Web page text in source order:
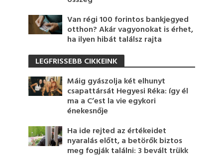
Van régi 100 forintos bankjegyed
otthon? Akár vagyonokat is érhet,
ha ilyen hibát találsz rajta
LEGFRISSEBB CIKKEINK
Máig gyászolja két elhunyt
csapattársát Hegyesi Réka: így él
ma a C’est la vie egykori
énekesnője
Ha ide rejted az értékeidet
nyaralás előtt, a betörők biztos
meg fogják találni: 3 bevált trükk